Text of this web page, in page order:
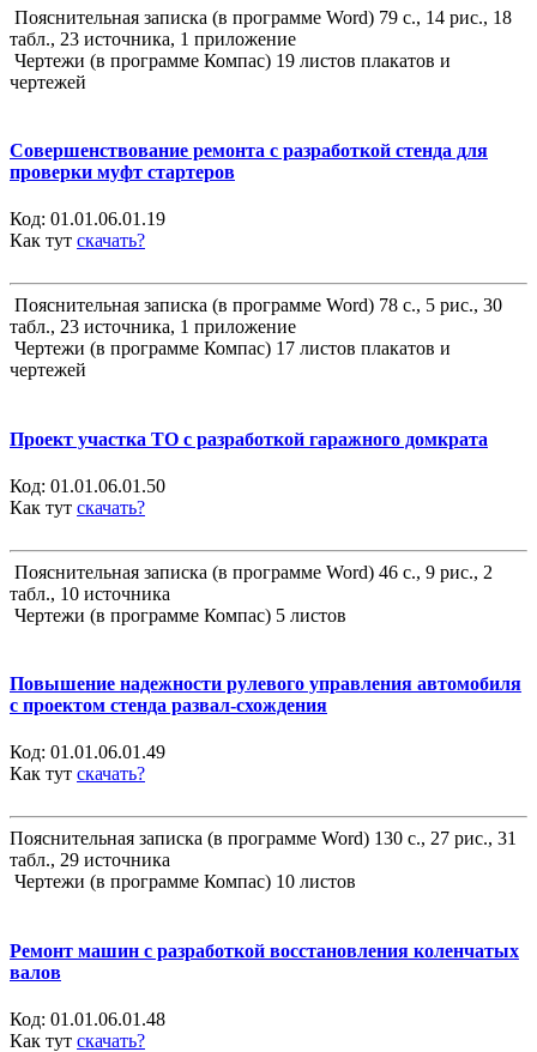
Пояснительная записка (в программе Word) 79 с., 14 рис., 18
табл., 23 источника, 1 приложение
Чертежи (в программе Компас) 19 листов плакатов и
чертежей
Совершенствование ремонта с разработкой стенда для
проверки муфт стартеров
Код: 01.01.06.01.19
Как тут скачать?
Пояснительная записка (в программе Word) 78 с., 5 рис., 30
табл., 23 источника, 1 приложение
Чертежи (в программе Компас) 17 листов плакатов и
чертежей
Проект участка ТО с разработкой гаражного домкрата
Код: 01.01.06.01.50
Как тут скачать?
Пояснительная записка (в программе Word) 46 с., 9 рис., 2
табл., 10 источника
Чертежи (в программе Компас) 5 листов
Повышение надежности рулевого управления автомобиля
с проектом стенда развал-схождения
Код: 01.01.06.01.49
Как тут скачать?
Пояснительная записка (в программе Word) 130 с., 27 рис., 31
табл., 29 источника
Чертежи (в программе Компас) 10 листов
Ремонт машин с разработкой восстановления коленчатых
валов
Код: 01.01.06.01.48
Как тут скачать?